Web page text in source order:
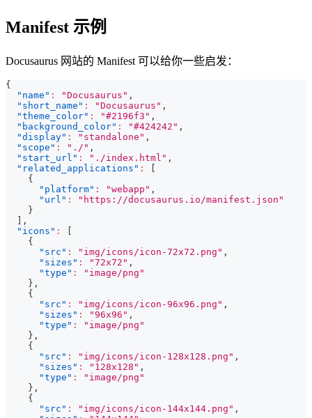
Manifest 示例
Docusaurus 网站的 Manifest 可以给你一些启发：
{
"name" : "Docusaurus" ,
"short_name" : "Docusaurus" ,
"theme_color" : "#2196f3" ,
"background_color" : "#424242" ,
"display" : "standalone" ,
"scope" : "./" ,
"start_url" : "./index.html" ,
"related_applications" :
{
"platform" : "webapp" ,
"url" :
"https://docusaurus.io/manifest.json"
}
,
"icons" :
{
"src" : "img/icons/icon-72x72.png" ,
"sizes" : "72x72" ,
"type" :
"image/png"
} ,
{
"src" : "img/icons/icon-96x96.png" ,
"sizes" : "96x96" ,
"type" :
"image/png"
} ,
{
"src" : "img/icons/icon-128x128.png" ,
"sizes" : "128x128" ,
"type" :
"image/png"
} ,
{
"src" : "img/icons/icon-144x144.png" ,